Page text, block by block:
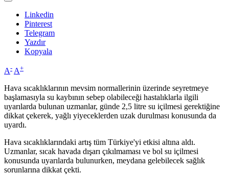
Linkedin
Pinterest
Telegram
Yazdır
Kopyala
A- A+
Hava sıcaklıklarının mevsim normallerinin üzerinde seyretmeye
başlamasıyla su kaybının sebep olabileceği hastalıklarla ilgili
uyarılarda bulunan uzmanlar, günde 2,5 litre su içilmesi gerektiğine
dikkat çekerek, yağlı yiyeceklerden uzak durulması konusunda da
uyardı.
Hava sıcaklıklarındaki artış tüm Türkiye'yi etkisi altına aldı.
Uzmanlar, sıcak havada dışarı çıkılmaması ve bol su içilmesi
konusunda uyarılarda bulunurken, meydana gelebilecek sağlık
sorunlarına dikkat çekti.